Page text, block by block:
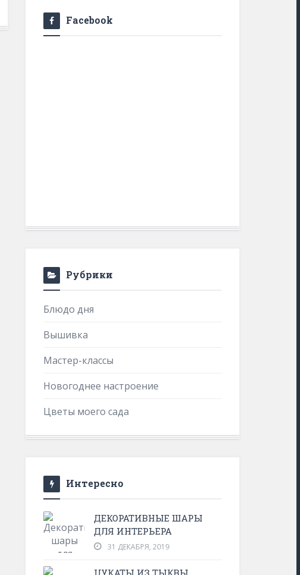
Facebook
Рубрики
Блюдо дня
Вышивка
Мастер-классы
Новогоднее настроение
Цветы моего сада
Интересно
ДЕКОРАТИВНЫЕ ШАРЫ
ДЛЯ ИНТЕРЬЕРА
31 ДЕКАБРЯ, 2019
ЦУКАТЫ ИЗ ТЫКВЫ